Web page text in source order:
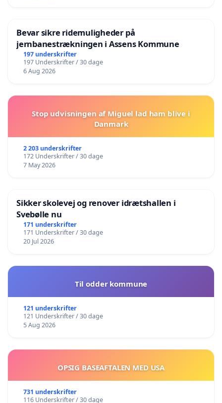
Bevar sikre ridemuligheder på
jernbanestrækningen i Assens Kommune
197 underskrifter
197 Underskrifter / 30 dage
6 Aug 2026
Stop udvisningen af Miguel lad ham blive i
Danmark
2 203 underskrifter
172 Underskrifter / 30 dage
7 May 2026
Sikker skolevej og renover idrætshallen i
Svebølle nu
171 underskrifter
171 Underskrifter / 30 dage
20 Jul 2026
Til odder kommune
121 underskrifter
121 Underskrifter / 30 dage
5 Aug 2026
OPSIG BASEAFTALEN MED USA
731 underskrifter
116 Underskrifter / 30 dage